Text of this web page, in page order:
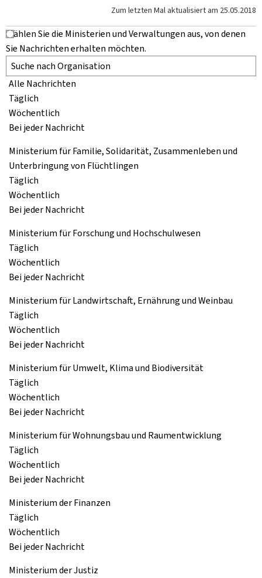
Zum letzten Mal aktualisiert am 25.05.2018
Wählen Sie die Ministerien und Verwaltungen aus, von denen
Sie Nachrichten erhalten möchten.
Alle Nachrichten
Täglich
Wöchentlich
Bei jeder Nachricht
Ministerium für Familie, Solidarität, Zusammenleben und
Unterbringung von Flüchtlingen
Täglich
Wöchentlich
Bei jeder Nachricht
Ministerium für Forschung und Hochschulwesen
Täglich
Wöchentlich
Bei jeder Nachricht
Ministerium für Landwirtschaft, Ernährung und Weinbau
Täglich
Wöchentlich
Bei jeder Nachricht
Ministerium für Umwelt, Klima und Biodiversität
Täglich
Wöchentlich
Bei jeder Nachricht
Ministerium für Wohnungsbau und Raumentwicklung
Täglich
Wöchentlich
Bei jeder Nachricht
Ministerium der Finanzen
Täglich
Wöchentlich
Bei jeder Nachricht
Ministerium der Justiz